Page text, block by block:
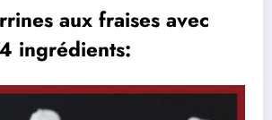
aux fraises avec
ingrédients: